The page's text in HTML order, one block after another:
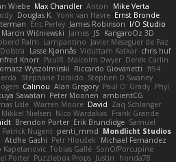
Wiebe Max Chandler Anton
Mike Verta
Douglas K. Yorik van Havre Ernst Bronde
Eric Perley James Robinson I/O Studio
Marcin Wiśniewski James JS KangaroOz 3D
Palm Lampantino Javier Meseguer de Paz
Lasse Kjønnås Viduttam Katkar chris huf
Knorr PaulR Malcolm Dwyer Derek Carlin
Wyszolmirski Riccardo Giovanetti fr54
Stephane Toraldo Stephen D Swaney
Calinou Alan Gregory Paul O' Grady Phyl
Sawatari Peter Moonen ambientCG
Lisle Warren Moore David Zaq Schlanger
Mikkel Nielsen Nico Wardakas Frank Grande
Brendon Porter Erik Brundidge Samuel
Patrick Nugent penti_mmd Mondlicht Studios
Atdhe Gashi Petr Hloušek
Michael Fernandez
Kapetanovic Tobias Gallé SonOfPorcupine
Porter Puzzlebox Props Justin
honda78